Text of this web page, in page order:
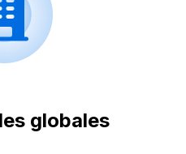
globales